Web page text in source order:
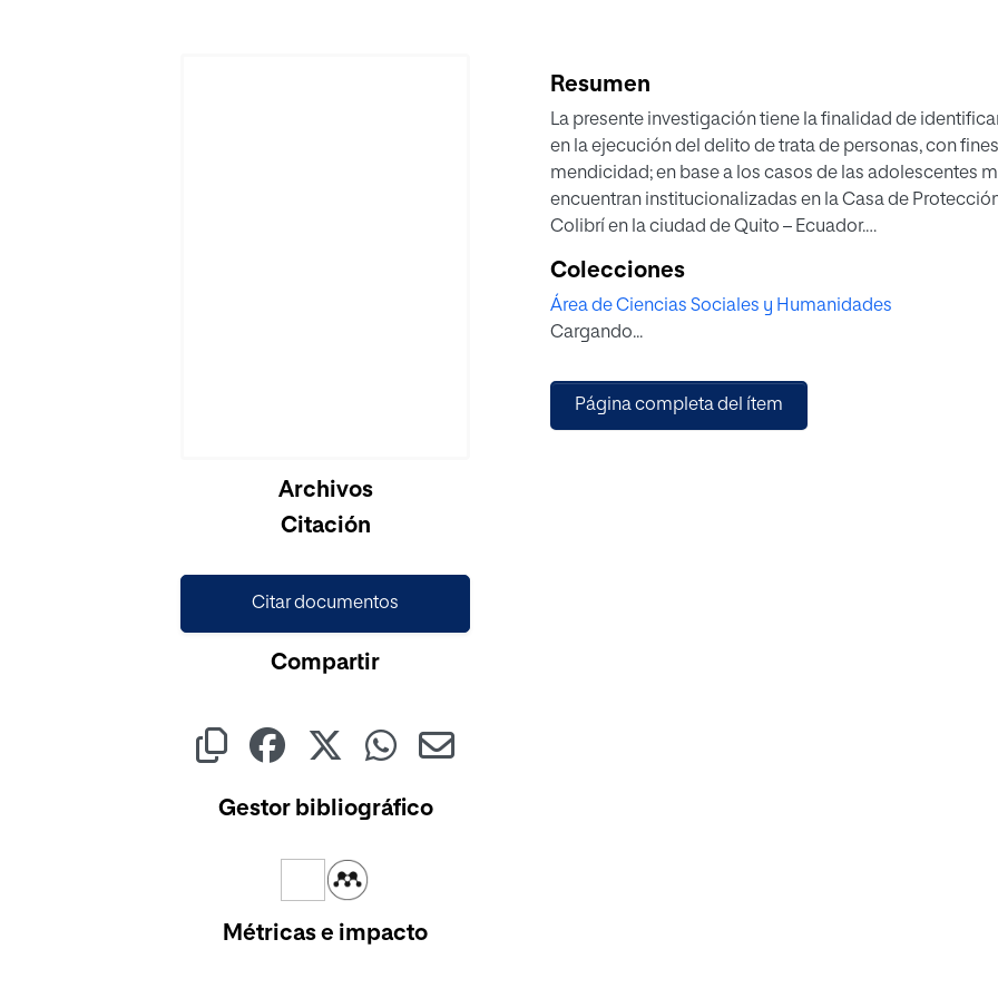
Cargando...Archivos
Citación
Citar documentos
Compartir
Gestor bibliográfico
Métricas e impacto
Resumen
La presente investigación tiene la finalidad de
en la ejecución del delito de trata de personas, con
mendicidad; en base a los casos de las adolescentes
encuentran institucionalizadas en la Casa de
Colibrí en la ciudad de Quito – Ecuador.
personas, factores de riesgo y vulnerabilidad al que
sobrevivientes del delito. La recolección de datos se
información de factores de exclusión e integración
Según el análisis de los resultados, las causas
adolescentes sean mayormente vulnerables para el
Colecciones
Área de Ciencias Sociales y Humanidades
Cargando...
Página completa del ítem